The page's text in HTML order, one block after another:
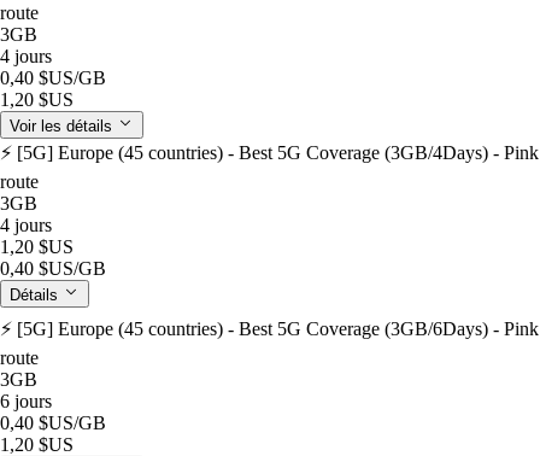
route
3GB
4 jours
0,40 $US/GB
1,20 $US
Voir les détails
⚡️ [5G] Europe (45 countries) - Best 5G Coverage (3GB/4Days) - Pink
route
3GB
4 jours
1,20 $US
0,40 $US/GB
Détails
⚡️ [5G] Europe (45 countries) - Best 5G Coverage (3GB/6Days) - Pink
route
3GB
6 jours
0,40 $US/GB
1,20 $US